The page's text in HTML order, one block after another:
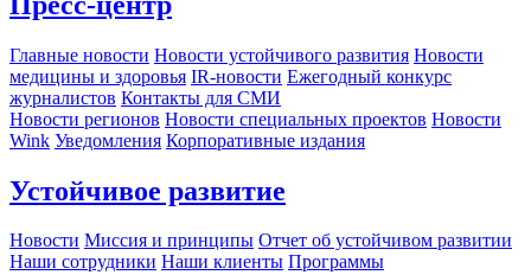
Главные новости Новости устойчивого развития Новости
медицины и здоровья IR-новости Ежегодный конкурс
журналистов Контакты для СМИ
Новости регионов Новости специальных проектов Новости
Wink Уведомления Корпоративные издания
Устойчивое развитие
Новости Миссия и принципы Отчет об устойчивом развитии
Наши сотрудники Наши клиенты Программы